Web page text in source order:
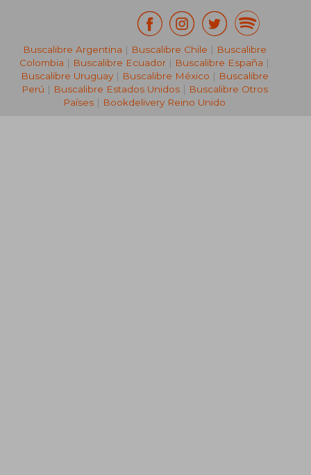
₡ 75.131
Buscalibre Argentina | Buscalibre Chile | Buscalibre
Colombia | Buscalibre Ecuador | Buscalibre España |
Buscalibre Uruguay| Buscalibre México | Buscalibre
Perú | Buscalibre Estados Unidos| Buscalibre Otros
Países | Bookdelivery Reino Unido